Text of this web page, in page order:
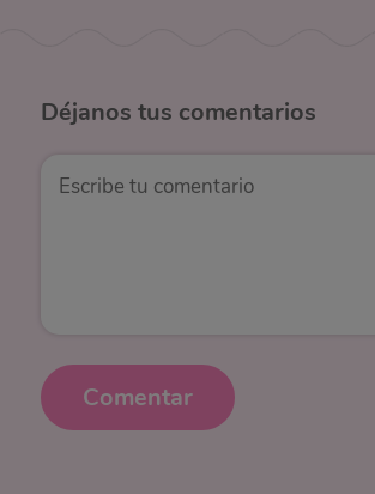
Déjanos tus comentarios
Comentar